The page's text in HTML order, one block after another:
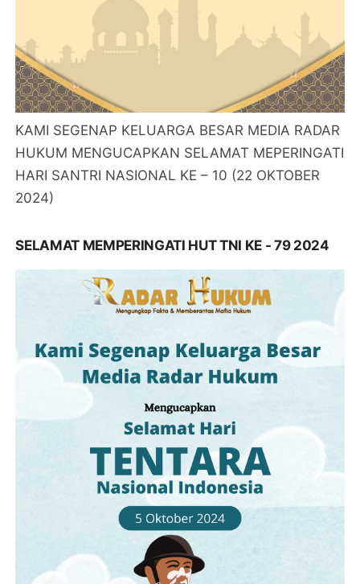
KAMI SEGENAP KELUARGA BESAR MEDIA RADAR
HUKUM MENGUCAPKAN SELAMAT MEPERINGATI
HARI SANTRI NASIONAL KE – 10 (22 OKTOBER
2024)
SELAMAT MEMPERINGATI HUT TNI KE - 79 2024